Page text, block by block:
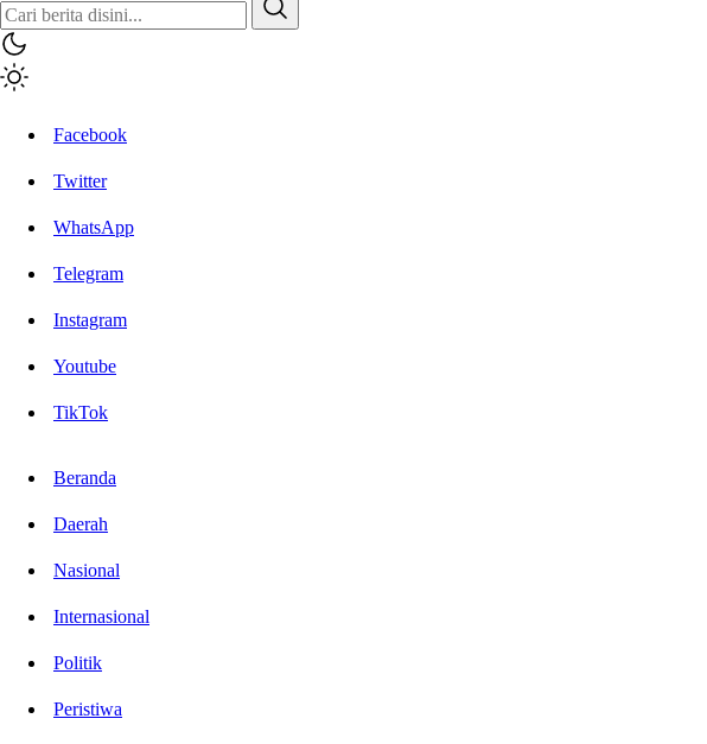
Facebook
Twitter
WhatsApp
Telegram
Instagram
Youtube
TikTok
Beranda
Daerah
Nasional
Internasional
Politik
Peristiwa